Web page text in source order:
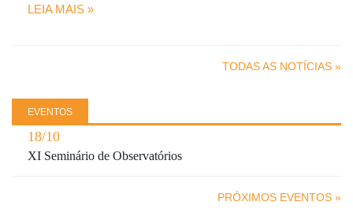
LEIA MAIS »
TODAS AS NOTÍCIAS »
EVENTOS
18/10
XI Seminário de Observatórios
PRÓXIMOS EVENTOS »